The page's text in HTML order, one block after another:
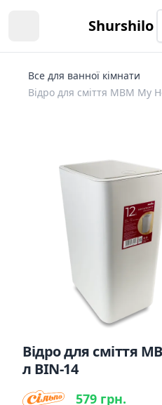
Shurshilo
Все для ванної кімнати
Відро для сміття MBM My
Відро для сміття
л BIN-14
579 грн.